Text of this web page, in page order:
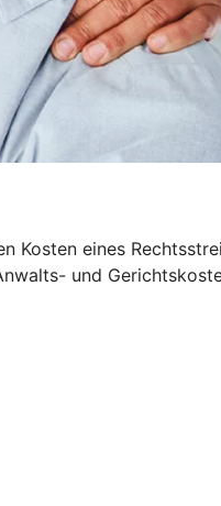
Kosten eines
und